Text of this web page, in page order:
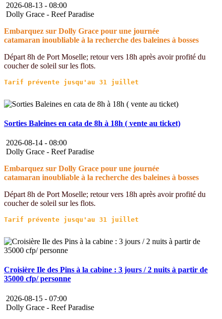
2026-08-13 - 08:00
Dolly Grace - Reef Paradise
Embarquez sur Dolly Grace pour une journée
catamaran inoubliable à la recherche des baleines à bosses
Départ 8h de Port Moselle; retour vers 18h après avoir profité du
coucher de soleil sur les flots.
Sorties Baleines en cata de 8h à 18h ( vente au ticket)
2026-08-14 - 08:00
Dolly Grace - Reef Paradise
Embarquez sur Dolly Grace pour une journée
catamaran inoubliable à la recherche des baleines à bosses
Départ 8h de Port Moselle; retour vers 18h après avoir profité du
coucher de soleil sur les flots.
Croisière Ile des Pins à la cabine : 3 jours / 2 nuits à partir de
35000 cfp/ personne
2026-08-15 - 07:00
Dolly Grace - Reef Paradise